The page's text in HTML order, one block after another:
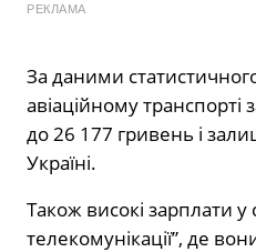
РЕКЛАМА
За даними
авіаційному транспорті
до 26 177 гривень і
Україні.
Також високі зарплати у
телекомунікації”, де